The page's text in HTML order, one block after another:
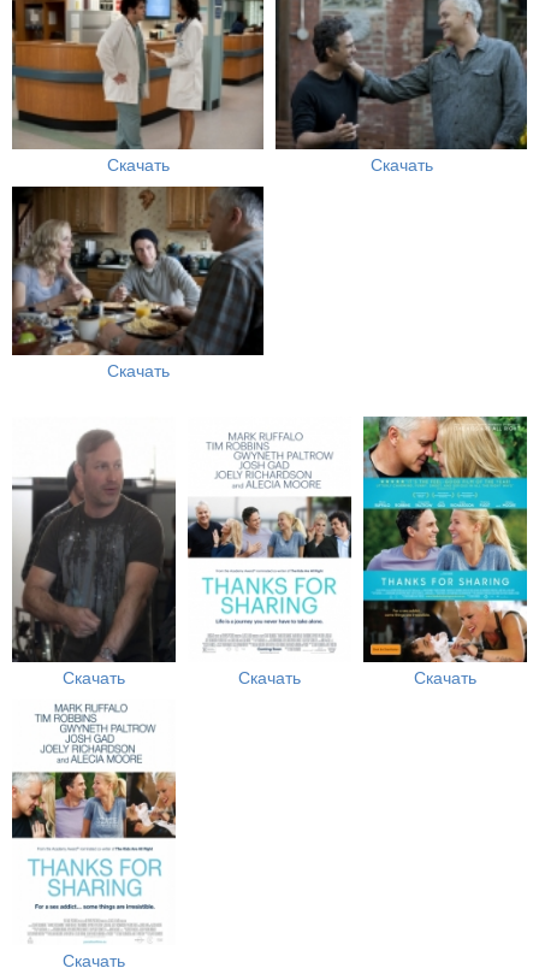
Скачать Скачать
Скачать
Скачать Скачать Скачать
Скачать